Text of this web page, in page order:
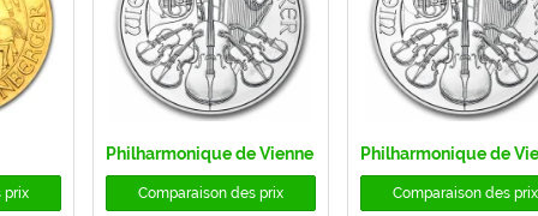
prix
Philharmonique de Vienne
Comparaison des prix
Philharmonique de
Comparaison des prix